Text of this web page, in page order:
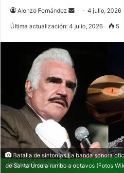
Alonzo Fernández
Send4 julio, 2026
Última actualización: 4 julio, 2026 5
Batalla de sintonías La banda sonora
de Santa Úrsula rumbo a octavos (Fotos